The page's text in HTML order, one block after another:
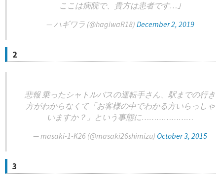
ここは病院で、貴方は患者です…｣
— ハギワラ (@hagiwaR18) December 2, 2019
2
悲報 乗ったシャトルバスの運転手さん、駅までの行き
方がわからなくて「お客様の中でわかる方いらっしゃ
いますか？」という事態に…………………
— masaki-1-K26 (@masaki26shimizu) October 3, 2015
3